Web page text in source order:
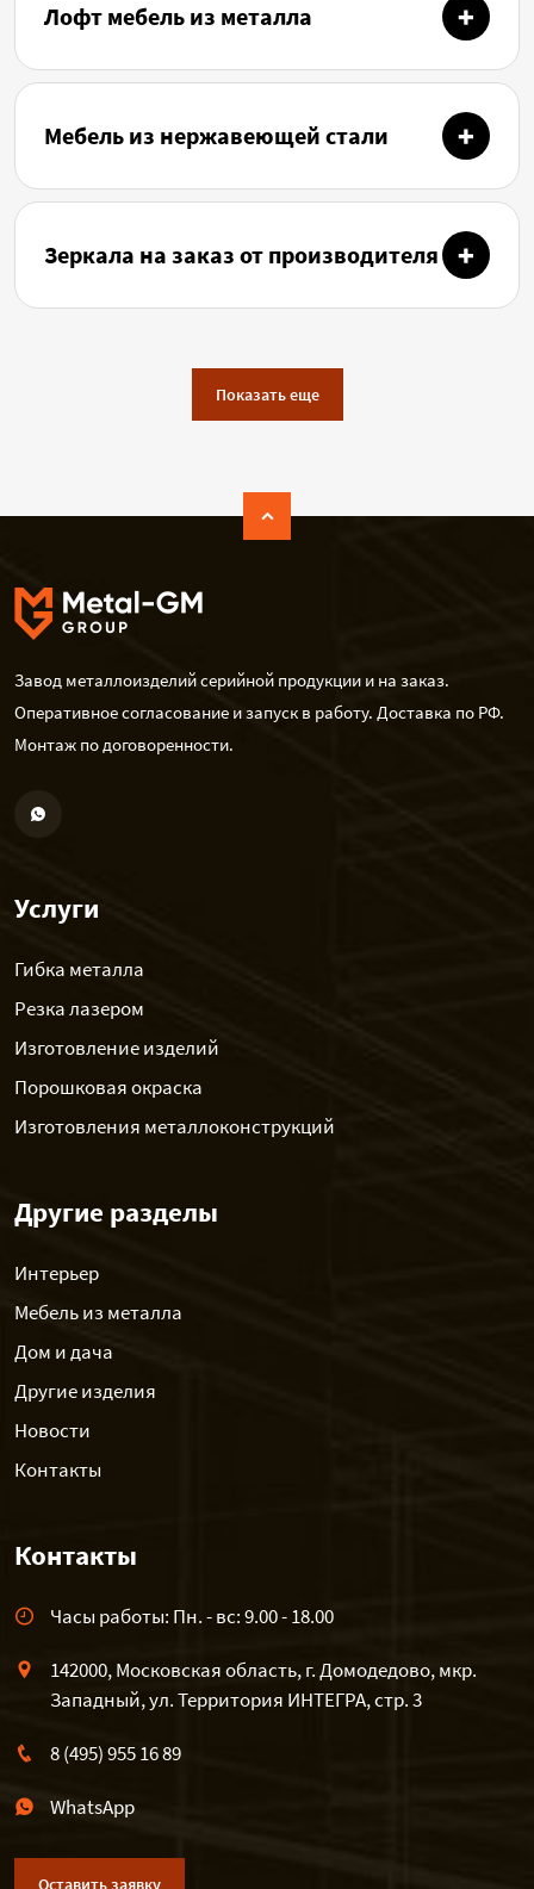
Лофт мебель из металла
Мебель из нержавеющей стали
Зеркала на заказ от производителя
Показать еще
Завод металлоизделий серийной продукции и на заказ.
Оперативное согласование и запуск в работу. Доставка по РФ.
Монтаж по договоренности.
Услуги
Гибка металла
Резка лазером
Изготовление изделий
Порошковая окраска
Изготовления металлоконструкций
Другие разделы
Интерьер
Мебель из металла
Дом и дача
Другие изделия
Новости
Контакты
Контакты
Часы работы: Пн. - вс: 9.00 - 18.00
142000, Московская область, г. Домодедово, мкр.
Западный, ул. Территория ИНТЕГРА, стр. 3
8 (495) 955 16 89
WhatsApp
Оставить заявку